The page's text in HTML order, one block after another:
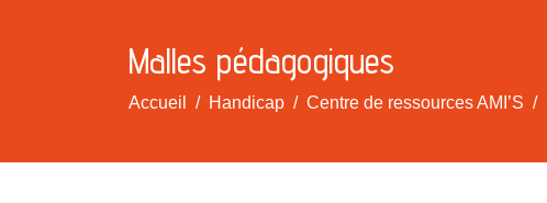
Malles pédagogiques
Accueil Handicap Centre de ressources AMI’S